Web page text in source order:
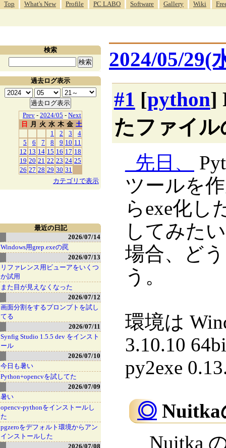
Top What's New Profile PC LABO Software Gallery Wiki
2024/05/29(
#1 [python]
たファイ
先日、
ツールを
らexe化し
してみた
場合、ど
う。
環境は
3.10.10
py2exe
◎ Nuitka
Nuitka
最近の日記
2026/07/14
Windows用grep.exeの罠
2026/07/13
リファレンス用ビューアをいくつ
か試用
また目が見えなくなった
2026/07/12
画面分割をするプロンプトを試し
てる
2026/07/11
Synfig Studio 1.5.5 dev をインスト
ール
2026/07/10
今日も暑い
Python+opencvを試してた
2026/07/09
暑い
opencv-pythonをインストールし
た
pgzeroをデフォルト環境からアン
インストールした
2026/07/08
検索
過去ログ表示
Prev - 2024/05 - Next
日
月 火 水 木 金 土
1
2 3
4
5
6 7 8 9 10 11
12 13 14 15 16 17 18
19 20 21 22 23 24 25
26 27 28 29 30 31
カテゴリで表示